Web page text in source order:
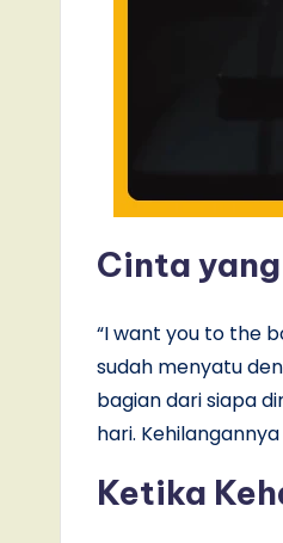
Cinta
“I want you to the
sudah menyatu
bagian dari siapa
hari.
Ketika